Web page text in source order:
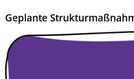
Geplante